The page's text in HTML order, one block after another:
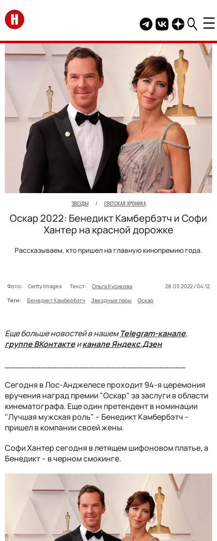
Перейти на главную
Telegram канал
Группа HELLO
Канал
ЗВЕЗДЫ / СВЕТСКАЯ ХРОНИКА
Оскар 2022: Бенедикт Камбербэтч и Софи
Хантер на красной дорожке
Рассказываем, кто пришел на главную кинопремию года.
Фото: Getty Images Текст: Ольга Кусикова
28.03.2022 / 04:12
Теги:
Бенедикт Камбербэтч Звездные пары Оскар
Еще больше новостей в нашемTelegram-канале,
группе ВКонтактеиканале Яндекс.Дзен
Сегодня в Лос-Анджелесе проходит 94-я церемония
вручения наград премии "Оскар" за заслуги в области
кинематографа. Еще один претендент в номинации
"Лучшая мужская роль" – Бенедикт Камбербэтч –
пришел в компании своей жены.
Софи Хантер сегодня в летящем шифоновом платье, а
Бенедикт – в черном смокинге.